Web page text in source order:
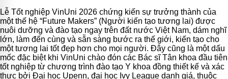
Lễ Tốt nghiệp VinUni 2026 chứng kiến sự trưởng thành của
một thế hệ “Future Makers” (Người kiến tạo tương lai) được
nuôi dưỡng và đào tạo ngay trên đất nước Việt Nam, dám nghĩ
lớn, làm đến cùng và sẵn sàng bước ra thế giới, kiến tạo cho
một tương lai tốt đẹp hơn cho mọi người. Đây cũng là một dấu
mốc đặc biệt khi VinUni chào đón các Bác sĩ Tân khoa đầu tiên
tốt nghiệp từ chương trình đào tạo Y khoa đồng thiết kế và xác
thực bởi Đại học Upenn, đại học Ivy League danh giá, thuộc